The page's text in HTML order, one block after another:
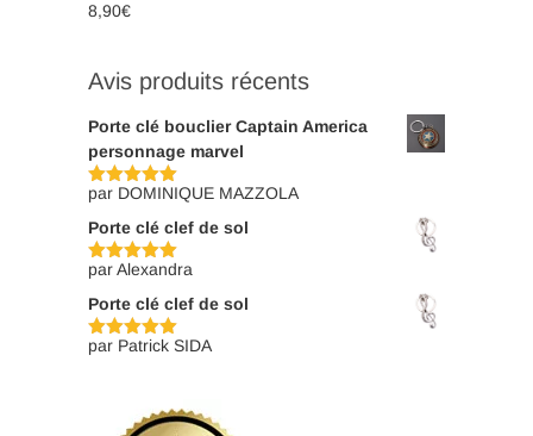
Note5.00
8,90€
Avis produits récents
Porte clé bouclier Captain America
personnage marvel
Note5sur
par DOMINIQUE MAZZOLA
Porte clé clef de sol
Note5sur
par Alexandra
Porte clé clef de sol
Note5sur
par Patrick SIDA